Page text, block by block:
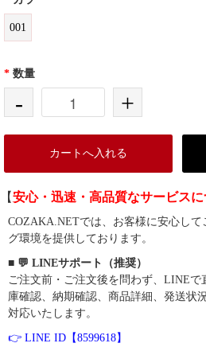
001
* 数量
- +
カートへ入れる
【安心・迅速・高品質なサービスに
COZAKA.NETでは、お客様に安心し
グ環境を提供しております。
■ 💬 LINEサポート（推奨）
ご注文前・ご注文後を問わず、LINE
庫確認、納期確認、商品詳細、発送状
対応いたします。
👉 LINE ID【8599618】